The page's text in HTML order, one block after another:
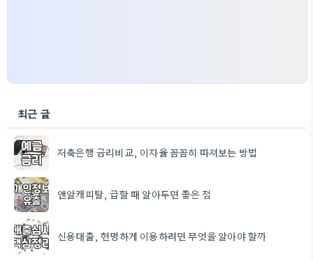
최근 글
저축은행 금리비교, 이자율 꼼꼼히 따져보는 방법
앤알캐피탈, 급할 때 알아두면 좋은 점
신용대출, 현명하게 이용하려면 무엇을 알아야 할까